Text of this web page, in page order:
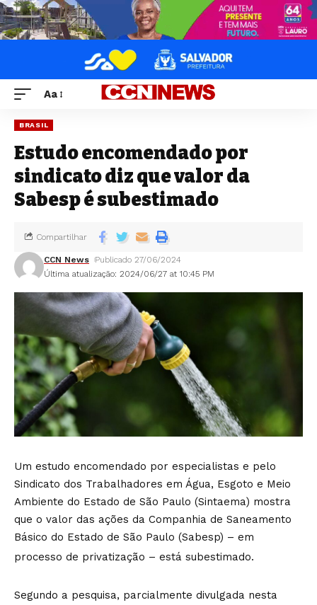
Aa
BRASIL
Estudo encomendado por
sindicato diz que valor da
Sabesp é subestimado
Última atualização: 2024/06/27 at 10:45 PM
CCN News Publicado 27/06/2024
Compartilhar
Um estudo encomendado por especialistas e pelo
Sindicato dos Trabalhadores em Água, Esgoto e Meio
Ambiente do Estado de São Paulo (Sintaema) mostra
que o valor das ações da Companhia de Saneamento
Básico do Estado de São Paulo (Sabesp) – em
processo de privatização – está subestimado.
Segundo a pesquisa, parcialmente divulgada nesta